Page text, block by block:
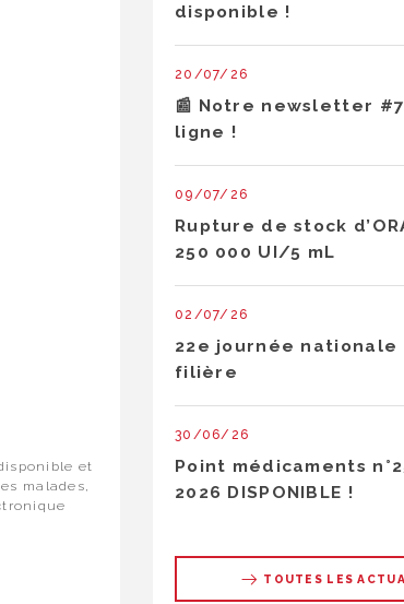
et
malades,
disponible !
20/07/26
📰 Notre newsletter
ligne !
09/07/26
Rupture de stock
250 000 UI/5 mL
02/07/26
22e journée nationale
filière
30/06/26
Point médicaments
2026 DISPONIBLE !
TOUTES LES